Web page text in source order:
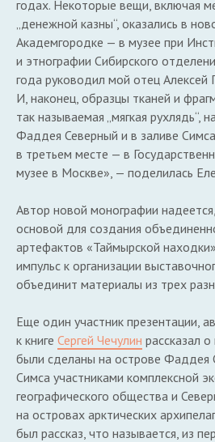
годах. Некоторые вещи, включая
„денежной казны“, оказались в
Академгородке — в музее при
и этнографии Сибирского
года руководил мой отец Алексей
И, наконец, образцы тканей и
так называемая „мягкая рухлядь“,
Фаддея Северный и в заливе
в третьем месте — в
музее в Москве», — поделилась
Автор новой монографии
основой для создания
артефактов «Таймырской
импульс к организации
объединит материалы из трех
Еще один участник презентации,
к книге Сергей Чечулин рассказал
были сделаны на острове Фаддея
Симса участниками комплексной
географического общества и
на островах арктических
был рассказ, что называется, из